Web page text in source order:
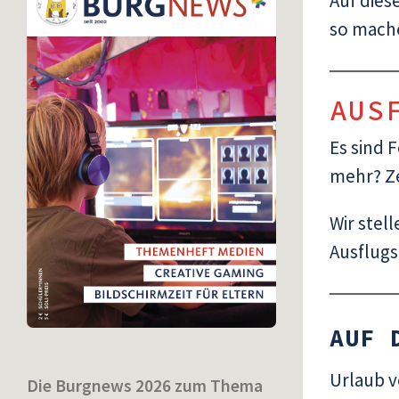
so
Es sind
mehr?
Wir
AUF
Urlaub
Die Burgnews 2026 zum Thema